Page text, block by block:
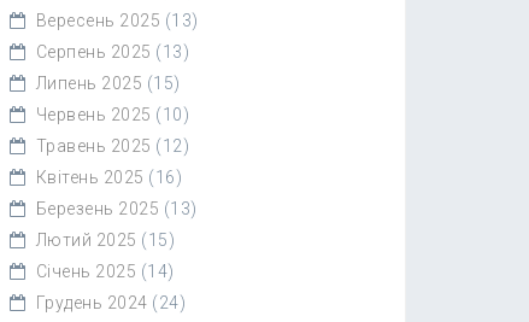
Вересень 2025 (13)
Серпень 2025 (13)
Липень 2025 (15)
Червень 2025 (10)
Травень 2025 (12)
Квітень 2025 (16)
Березень 2025 (13)
Лютий 2025 (15)
Січень 2025 (14)
Грудень 2024 (24)